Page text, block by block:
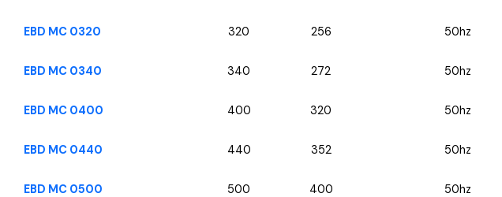
EBD MC 0320 320 256 50hz
EBD MC 0340 340 272 50hz
EBD MC 0400 400 320 50hz
EBD MC 0440 440 352 50hz
EBD MC 0500 500 400 50hz